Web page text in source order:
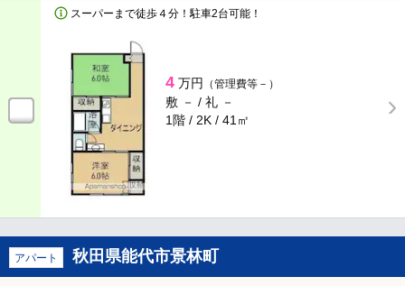
スーパーまで徒歩４分！駐車2台可能！
4 万円 （管理費等－）
敷 － / 礼 －
1階 / 2K / 41㎡
アパート 秋田県能代市景林町